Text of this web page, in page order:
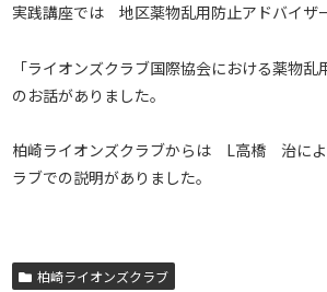
実践講座では 地区薬物乱用防止アドバイ
「ライオンズクラブ国際協会における薬物乱
のお話がありました。
柏崎ライオンズクラブからは L高橋 治によ
ラブでの説明がありました。
柏崎ライオンズクラブ